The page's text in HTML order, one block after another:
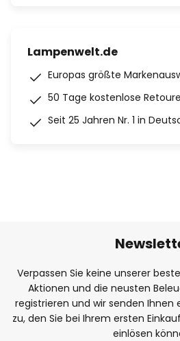
Lampenwelt.de
Europas größte
50 Tage kostenlose Retoure
Seit 25 Jahren Nr. 1 in
Verpassen Sie keine unserer
Aktionen und die neusten
registrieren und wir senden Ihnen
zu, den Sie bei Ihrem ersten
einlösen